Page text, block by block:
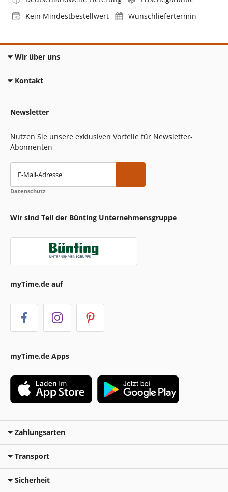
Kein Mindestbestellwert
Wunschliefertermin
Wir über uns
Kontakt
Newsletter
Nutzen Sie unsere exklusiven Vorteile für Newsletter-
Abonnenten
E-Mail-Adresse
Datenschutz
Wir sind Teil der Bünting Unternehmensgruppe
myTime.de auf
myTime.de Apps
Zahlungsarten
Transport
Sicherheit